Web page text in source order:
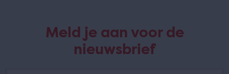
Meld je aan voor de
nieuwsbrief